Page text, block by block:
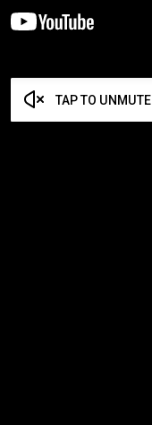
TAP TO UNMUTE